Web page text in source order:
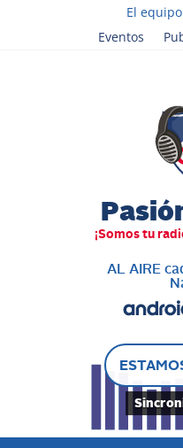
El equipo
Eventos
AL AIRE